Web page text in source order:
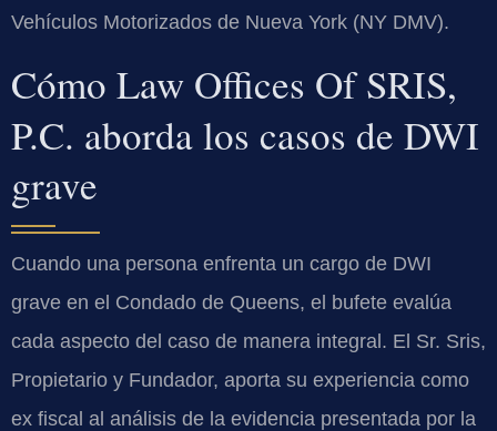
Vehículos Motorizados de Nueva York (NY DMV).
Cómo Law Offices Of SRIS,
P.C. aborda los casos de DWI
grave
Cuando una persona enfrenta un cargo de DWI
grave en el Condado de Queens, el bufete evalúa
cada aspecto del caso de manera integral. El Sr. Sris,
Propietario y Fundador, aporta su experiencia como
ex fiscal al análisis de la evidencia presentada por la